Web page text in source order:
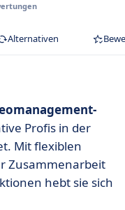
Alternativen
Profis in der
Mit flexiblen
Zusammenarbeit
hebt sie sich